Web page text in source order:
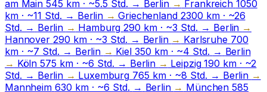
am Main 545 km · ~5.5 Std. → Berlin → Frankreich 1050
km · ~11 Std. → Berlin → Griechenland 2300 km · ~26
Std. → Berlin → Hamburg 290 km · ~3 Std. → Berlin →
Hannover 290 km · ~3 Std. → Berlin → Karlsruhe 700
km · ~7 Std. → Berlin → Kiel 350 km · ~4 Std. → Berlin
→ Köln 575 km · ~6 Std. → Berlin → Leipzig 190 km · ~2
Std. → Berlin → Luxemburg 765 km · ~8 Std. → Berlin →
Mannheim 630 km · ~6 Std. → Berlin → München 585